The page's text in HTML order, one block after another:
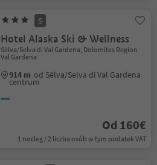
S
Hotel Alaska Ski & Wellness
Sëlva/Selva di Val Gardena, Dolomites Region
Val Gardena
914 m od Sëlva/Selva di Val Gardena
centrum
Od 160€
1 nocleg / 2 liczba osób w tym podatek VAT